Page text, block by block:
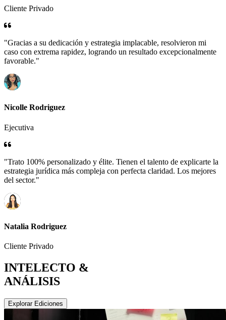
Cliente Privado
"Gracias a su dedicación y estrategia implacable, resolvieron mi
caso con extrema rapidez, logrando un resultado excepcionalmente
favorable."
Nicolle Rodriguez
Ejecutiva
"Trato 100% personalizado y élite. Tienen el talento de explicarte la
estrategia jurídica más compleja con perfecta claridad. Los mejores
del sector."
Natalia Rodriguez
Cliente Privado
INTELECTO &
ANÁLISIS
Explorar Ediciones